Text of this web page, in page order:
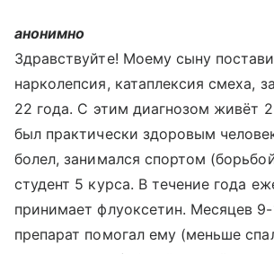
анонимно
Здравствуйте! Моему сыну
нарколепсия, катаплексия смеха,
22 года. С этим диагнозом живёт
был практически здоровым
болел, занимался спортом
студент 5 курса. В течение года
принимает флуоксетин. Месяцев 9-
препарат помогал ему (меньше